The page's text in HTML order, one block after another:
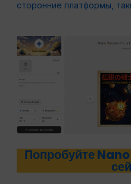
сторонние платформы,
Попробуйте